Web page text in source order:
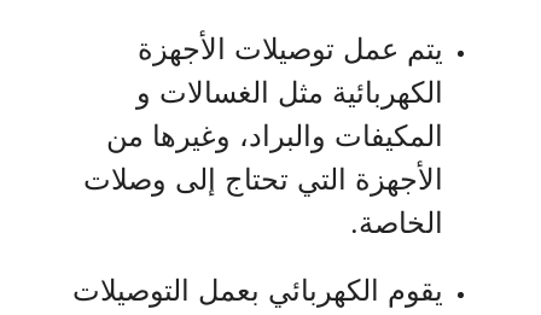
يتم عمل توصيلات الأجهزة
الكهربائية مثل الغسالات و
المكيفات والبراد، وغيرها من
الأجهزة التي تحتاج إلى وصلات
الخاصة.
يقوم الكهربائي بعمل التوصيلات